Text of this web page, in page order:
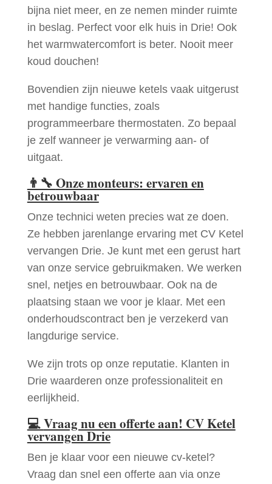
bijna niet meer, en ze nemen minder ruimte
in beslag. Perfect voor elk huis in Drie! Ook
het warmwatercomfort is beter. Nooit meer
koud douchen!
Bovendien zijn nieuwe ketels vaak uitgerust
met handige functies, zoals
programmeerbare thermostaten. Zo bepaal
je zelf wanneer je verwarming aan- of
uitgaat.
👨‍🔧 Onze monteurs: ervaren en
betrouwbaar
Onze technici weten precies wat ze doen.
Ze hebben jarenlange ervaring met CV Ketel
vervangen Drie. Je kunt met een gerust hart
van onze service gebruikmaken. We werken
snel, netjes en betrouwbaar. Ook na de
plaatsing staan we voor je klaar. Met een
onderhoudscontract ben je verzekerd van
langdurige service.
We zijn trots op onze reputatie. Klanten in
Drie waarderen onze professionaliteit en
eerlijkheid.
💻Vraag nu een offerte aan! CV Ketel
vervangen Drie
Ben je klaar voor een nieuwe cv-ketel?
Vraag dan snel een offerte aan via onze